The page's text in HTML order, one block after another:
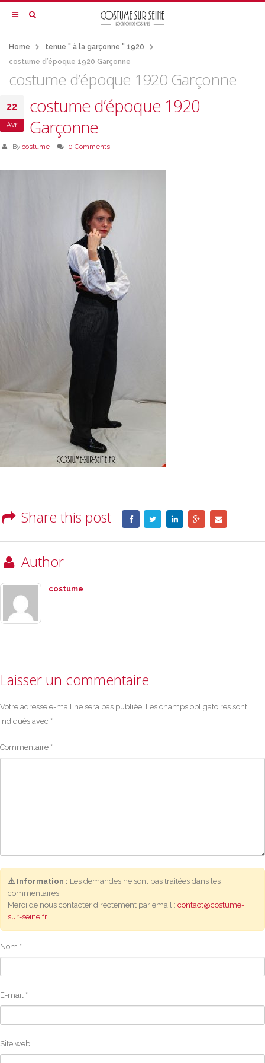
Home
tenue " à la garçonne " 1920
costume d’époque 1920 Garçonne
costume d’époque 1920 Garçonne
22
Avr
costume d’époque 1920
Garçonne
By costume 0 Comments
Share this post
Author
costume
Laisser un commentaire
Votre adresse e-mail ne sera pas publiée. Les champs obligatoires sont
indiqués avec *
Commentaire *
⚠️ Information : Les demandes ne sont pas traitées dans les
commentaires.
Merci de nous contacter directement par email : contact@costume-
sur-seine.fr.
Nom *
E-mail *
Site web